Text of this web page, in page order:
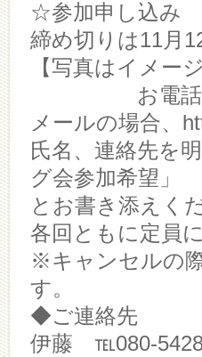
☆参加申し込
締め切りは11月
【写真はイメー
お電話での
メールの場合、
氏名、連絡先を
グ会参加希望」
とお書き添えく
各回ともに定員
※キャンセルの
す。
◆ご連絡先 紅
伊藤 ℡080-